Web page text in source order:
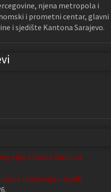
njena metropola i
i prometni centar, glavni
i sjedište Kantona Sarajevo.
vijeća Grada Sarajeva
Udruženju slijepih